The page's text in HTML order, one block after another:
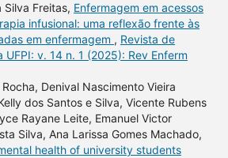
Silva Freitas, Enfermagem em acessos
infusional: uma reflexão frente às
em enfermagem , Revista de
UFPI: v. 14 n. 1 (2025): Rev Enferm
Denival Nascimento Vieira
dos Santos e Silva, Vicente Rubens
Rayane Leite, Emanuel Victor
Silva, Ana Larissa Gomes Machado,
health of university students